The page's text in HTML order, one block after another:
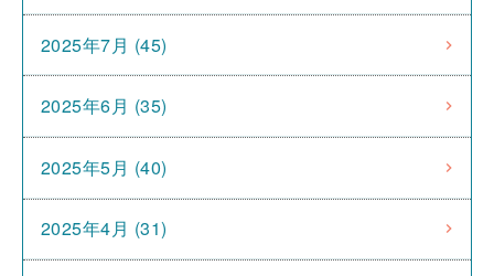
2025年7月 (45)
2025年6月 (35)
2025年5月 (40)
2025年4月 (31)